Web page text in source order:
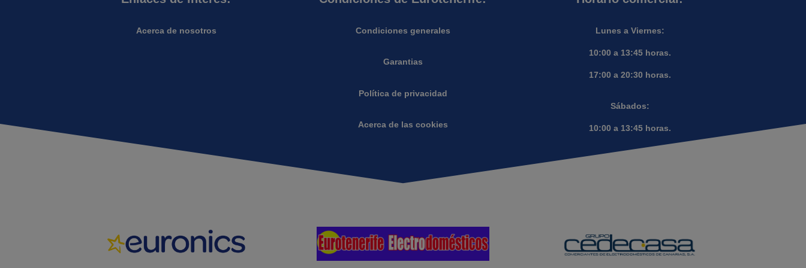
Acerca de nosotros Condiciones generales
Garantias
Política de privacidad
Acerca de las cookies
Lunes a Viernes:
10:00 a 13:45 horas.
17:00 a 20:30 horas.
Sábados:
10:00 a 13:45 horas.